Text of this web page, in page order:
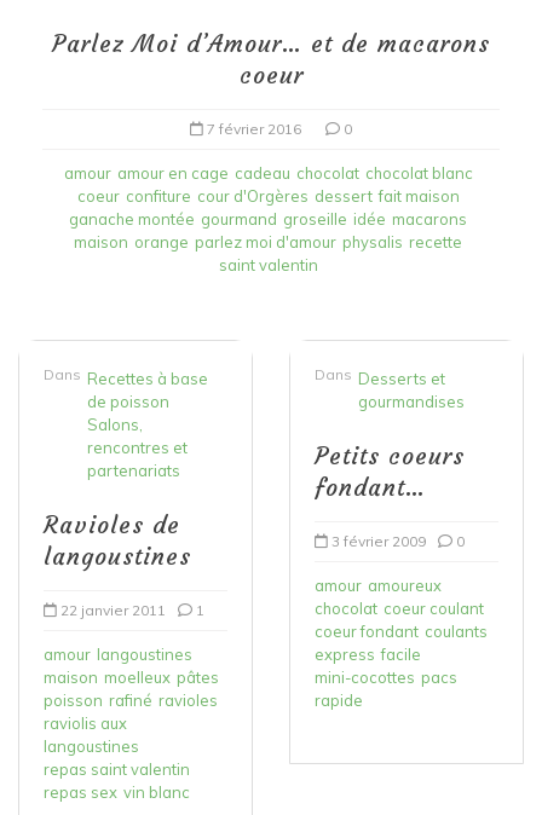
Parlez Moi d’Amour… et de macarons
coeur
7 février 2016 0
amour amour en cage cadeau chocolat chocolat blanc
coeur confiture cour d'Orgères dessert fait maison
ganache montée gourmand groseille idée macarons
maison orange parlez moi d'amour physalis recette
saint valentin
Dans Recettes à base
de poisson
Salons,
rencontres et
partenariats
Ravioles de
langoustines
22 janvier 2011 1
amour langoustines
maison moelleux pâtes
poisson rafiné ravioles
raviolis aux
langoustines
repas saint valentin
repas sex vin blanc
Dans Desserts et
gourmandises
Petits coeurs
fondant…
3 février 2009 0
amour amoureux
chocolat coeur coulant
coeur fondant coulants
express facile
mini-cocottes pacs
rapide